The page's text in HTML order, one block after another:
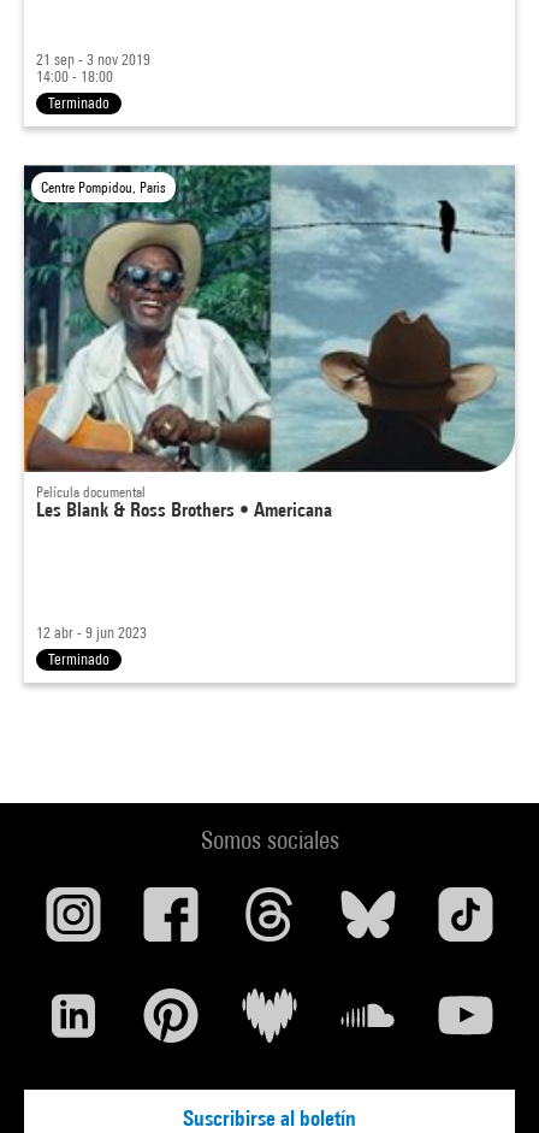
21 sep - 3 nov 2019
14:00 - 18:00
Terminado
Centre Pompidou, Paris
Película documental
Les Blank & Ross Brothers • Americana
12 abr - 9 jun 2023
Terminado
Somos sociales
Suscribirse al boletín